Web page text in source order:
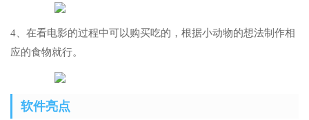
4、在看电影的过程中可以购买吃的，根据小动物的想法制作相
应的食物就行。
软件亮点